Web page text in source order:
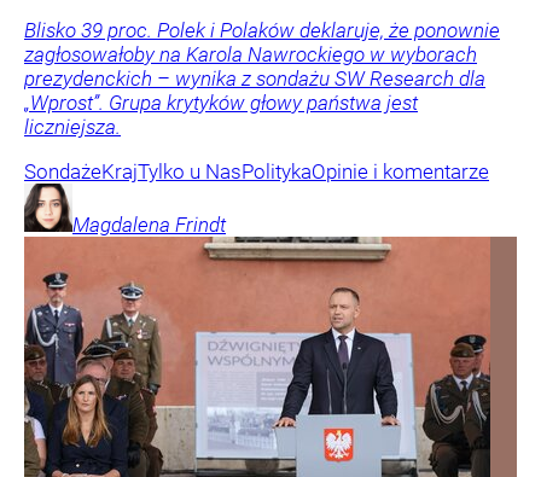
Blisko 39 proc. Polek i Polaków deklaruje, że ponownie
zagłosowałoby na Karola Nawrockiego w wyborach
prezydenckich – wynika z sondażu SW Research dla
„Wprost”. Grupa krytyków głowy państwa jest
liczniejsza.
SondażeKrajTylko u NasPolitykaOpinie i komentarze
Magdalena Frindt